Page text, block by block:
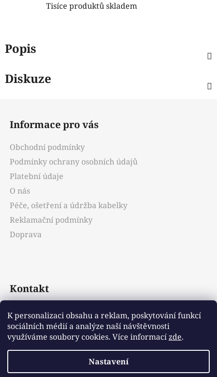
K personalizaci obsahu a reklam, poskytování funkcí
sociálních médií a analýze naší návštěvnosti
využíváme soubory cookies. Více informacízde.
Nastavení
Tisíce produktů skladem
Popis
Diskuze
Informace pro vás
Obchodní podmínky
Podmínky ochrany osobních údajů
Platební údaje
O nás
Péče, ošetření a údržba kabelky
Reklamační podmínky
Doprava
Kontakt
info@emotys.cz
+421903231812